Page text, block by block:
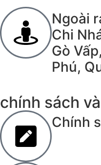
Ngoài
Chi
Gò
Phú,
chính sách
Chính